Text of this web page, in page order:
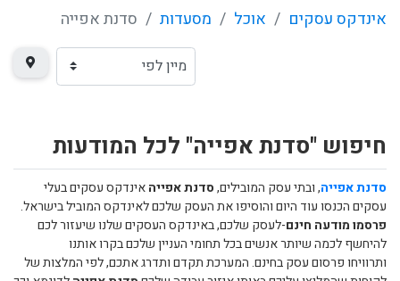
אינדקס עסקים אוכל מסעדות סדנת אפייה
חיפוש "סדנת אפייה" לכל המודעות
סדנת אפייה, ובתי עסק המובילים,סדנת אפייהאינדקס עסקים בעלי
עסקים הכנסו עוד היום והוסיפו את העסק שלכם לאינדקס המוביל בישראל.
פרסמו מודעה חינם-לעסק שלכם, באינדקס העסקים שלנו שיעזור לכם
להיחשף לכמה שיותר אנשים בכל תחומי העניין שלכם בקרו אותנו
ותרוויחו פרסום עסק בחינם. המערכת תקדם ותדרג אתכם, לפי המלצות של